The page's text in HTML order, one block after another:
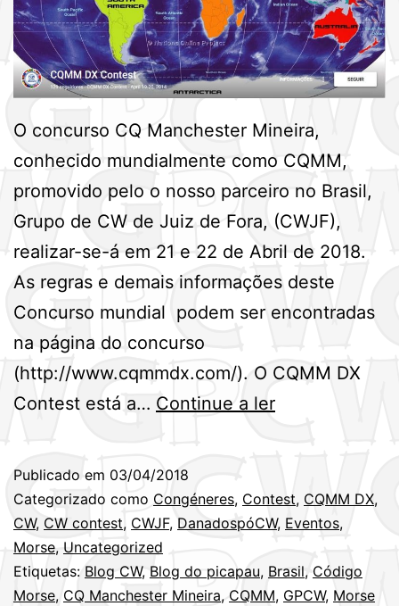
O concurso CQ Manchester Mineira,
conhecido mundialmente como CQMM,
promovido pelo o nosso parceiro no Brasil,
Grupo de CW de Juiz de Fora, (CWJF),
realizar-se-á em 21 e 22 de Abril de 2018.
As regras e demais informações deste
Concurso mundial podem ser encontradas
na página do concurso
(http://www.cqmmdx.com/). O CQMM DX
Contest está a… Continue a lerInformações
DX
Contest
(Brasil)
Publicado em 03/04/2018
Categorizado como Congéneres, Contest, CQMM DX,
CW, CW contest, CWJF, DanadospóCW, Eventos,
Morse, Uncategorized
Etiquetas: Blog CW, Blog do picapau, Brasil, Código
Morse, CQ Manchester Mineira, CQMM, GPCW, Morse